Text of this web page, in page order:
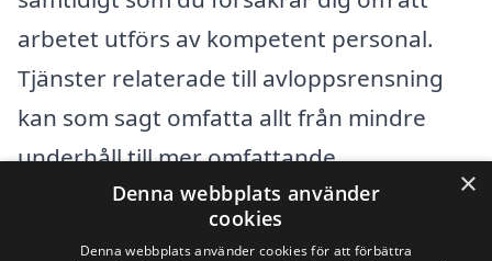
arbetet utförs av kompetent personal.
Tjänster relaterade till avloppsrensning
kan som sagt omfatta allt från mindre
underhåll till mer omfattande
reparationer, såväl som akuta insatser vid×
Denna webbplats använder
cookies
Denna webbplats använder cookies för att förbättra